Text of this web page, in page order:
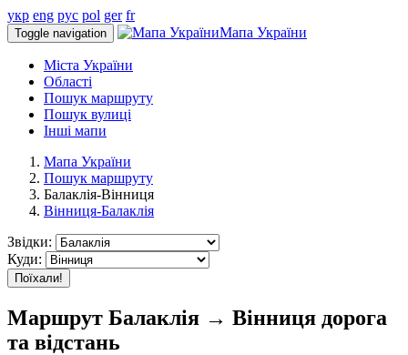
укр eng рус pol ger fr
Toggle navigation Мапа України
Міста України
Області
Пошук маршруту
Пошук вулиці
Інші мапи
Мапа України
Пошук маршруту
Балаклія-Вінниця
Вінниця-Балаклія
Звідки:
Куди:
Поїхали!
Маршрут Балаклія → Вінниця дорога
та відстань